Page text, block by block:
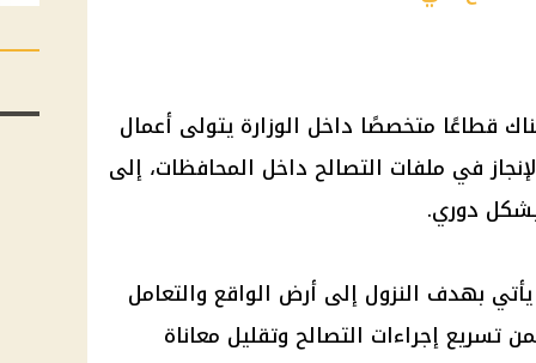
قطاعًا متخصصًا داخل الوزارة يتولى أعمال
في ملفات التصالح داخل المحافظات، إلى
بشكل دوري.
بهدف النزول إلى أرض الواقع والتعامل
إجراءات التصالح وتقليل معاناة